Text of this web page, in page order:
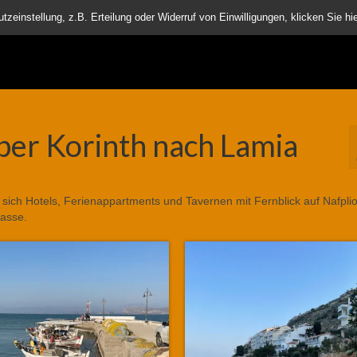
Korinth nach Lamia
Hotels, Ferienappartments und Tavernen mit Fernblick auf
z.B. Erteilung oder Widerruf von Einwilligungen, klicken Sie